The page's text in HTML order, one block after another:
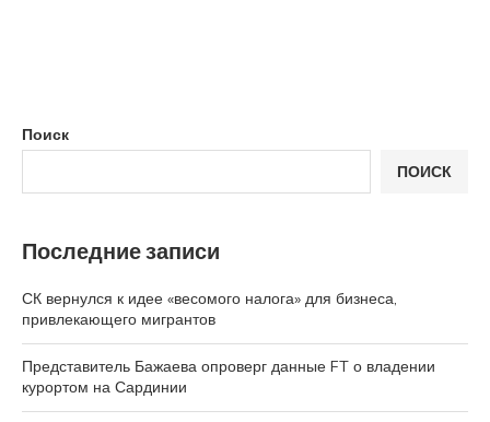
Поиск
ПОИСК
Последние записи
СК вернулся к идее «весомого налога» для бизнеса,
привлекающего мигрантов
Представитель Бажаева опроверг данные FT о владении
курортом на Сардинии